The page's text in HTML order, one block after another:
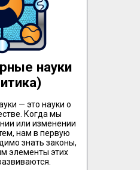
науки
— это науки о
Когда мы
или изменении
нам в первую
знать законы,
элементы этих